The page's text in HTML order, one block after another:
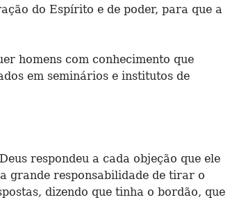
do Espírito e de poder, para que a
homens com conhecimento que
em seminários e institutos de
respondeu a cada objeção que ele
grande responsabilidade de tirar o
dizendo que tinha o bordão, que